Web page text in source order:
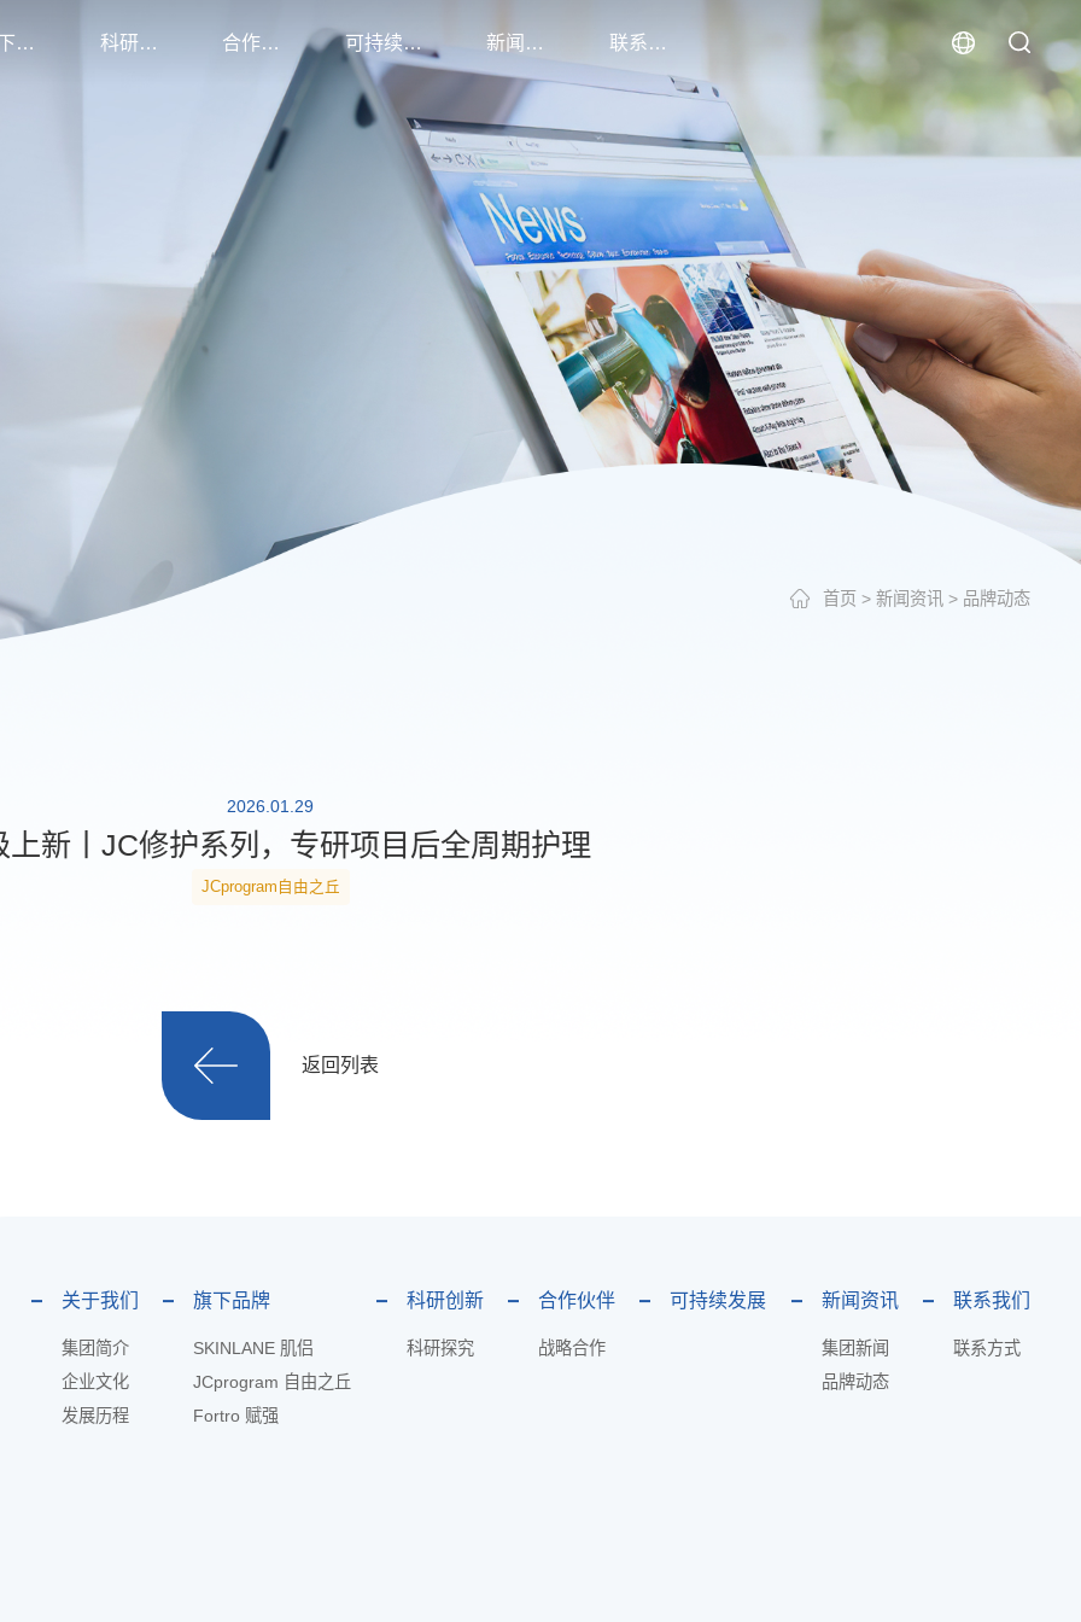
旗下品牌 科研创新 合作伙伴 可持续发展 新闻资讯 联系我们
首页 > 新闻资讯 > 品牌动态
2026.01.29
上新丨JC修护系列，专研项目后全周期护理
JCprogram自由之丘
返回列表
关于我们
集团简介
企业文化
发展历程
旗下品牌
SKINLANE 肌侣
JCprogram 自由之丘
Fortro 赋强
科研创新
科研探究
合作伙伴
战略合作
可持续发展 新闻资讯
集团新闻
品牌动态
联系我们
联系方式